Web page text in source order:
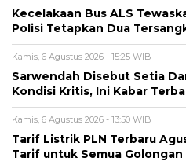
Kecelakaan Bus ALS
Polisi Tetapkan Dua
Kamis, 6 Agustus 2026 - 15:25 WIB
Sarwendah Disebut Setia
Kondisi Kritis, Ini Kabar
Kamis, 6 Agustus 2026 - 13:50 WIB
Tarif Listrik PLN Terbaru
Tarif untuk Semua Golongan